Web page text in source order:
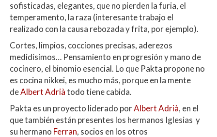
sofisticadas, elegantes, que no pierden la furia, el
temperamento, la raza (interesante trabajo el
realizado con la causa rebozada y frita, por ejemplo).
Cortes, limpios, cocciones precisas, aderezos
medidísimos… Pensamiento en progresión y mano de
cocinero, el binomio esencial. Lo que Pakta propone no
es cocina nikkei, es mucho más, porque en la mente
deAlbert Adriàtodo tiene cabida.
Pakta es un proyecto liderado porAlbert Adrià, en el
que también están presentes los hermanos Iglesias y
su hermano Ferran, socios en los otros